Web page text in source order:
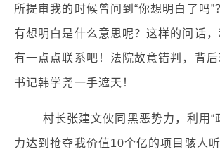
所提审我的时候曾问到“你想明白了吗”
有想明白是什么意思呢？这样的问话
有一点点联系吧！法院故意错判，背
书记韩学尧一手遮天！
村长张建文伙同黑恶势力，利用“
力达到抢夺我价值10个亿的项目骇人